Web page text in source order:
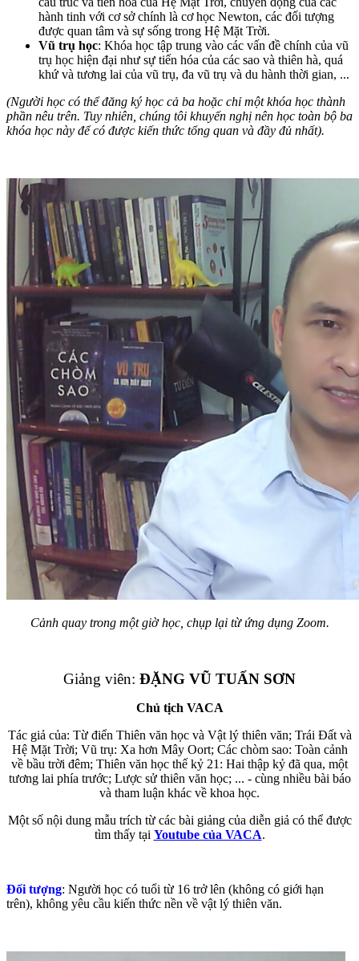
hành tinh với cơ sở chính là cơ học Newton, các đối tượng
được quan tâm và sự sống trong Hệ Mặt Trời.
Vũ trụ học: Khóa học tập trung vào các vấn đề chính của vũ
trụ học hiện đại như sự tiến hóa của các sao và thiên hà, quá
khứ và tương lai của vũ trụ, đa vũ trụ và du hành thời gian, ...
(Người học có thể đăng ký học cả ba hoặc chỉ một khóa học thành
phần nêu trên. Tuy nhiên, chúng tôi khuyến nghị nên học toàn bộ ba
khóa học này để có được kiến thức tổng quan và đầy đủ nhất).
Cảnh quay trong một giờ học, chụp lại từ ứng dụng Zoom.
Giảng viên: ĐẶNG VŨ TUẤN SƠN
Chủ tịch VACA
Tác giả của: Từ điển Thiên văn học và Vật lý thiên văn; Trái Đất và
Hệ Mặt Trời; Vũ trụ: Xa hơn Mây Oort; Các chòm sao: Toàn cảnh
về bầu trời đêm; Thiên văn học thế kỷ 21: Hai thập kỷ đã qua, một
tương lai phía trước; Lược sử thiên văn học; ... - cùng nhiều bài báo
và tham luận khác về khoa học.
Một số nội dung mẫu trích từ các bài giảng của diễn giả có thể được
tìm thấy tại Youtube của VACA.
Đối tượng: Người học có tuổi từ 16 trở lên (không có giới hạn
trên), không yêu cầu kiến thức nền về vật lý thiên văn.